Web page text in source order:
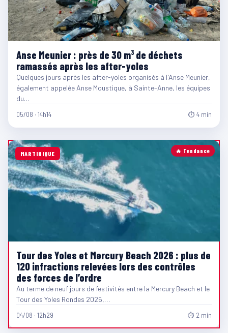
Anse Meunier : près de 30 m³ de déchets
ramassés après les after-yoles
Quelques jours après les after-yoles organisés à l'Anse Meunier,
également appelée Anse Moustique, à Sainte-Anne, les équipes
du…
05/08 · 14h14 ⏱ 4 min
🔥 Tendance
MARTINIQUE
Tour des Yoles et Mercury Beach 2026 : plus de
120 infractions relevées lors des contrôles
des forces de l’ordre
Au terme de neuf jours de festivités entre la Mercury Beach et le
Tour des Yoles Rondes 2026,…
04/08 · 12h29 ⏱ 2 min